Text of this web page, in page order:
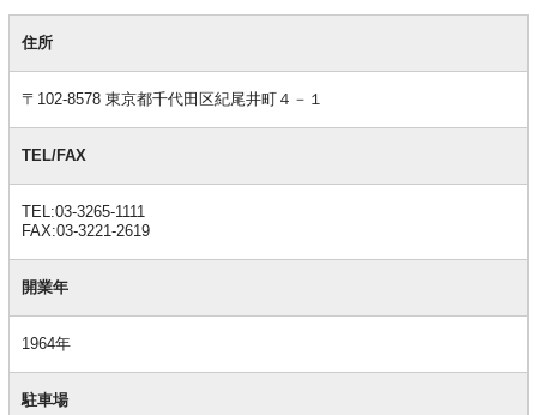
本住所
〒102-8578 東京都千代田区紀尾井町４－１
TEL/FAX
TEL:03-3265-1111
FAX:03-3221-2619
開業年
1964年
駐車場